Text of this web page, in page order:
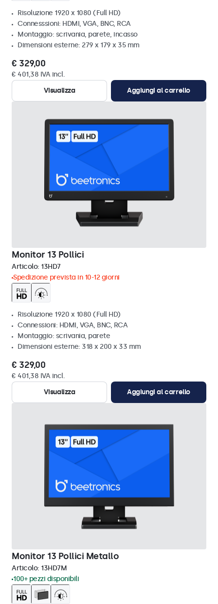
Risoluzione 1920 x 1080 (Full HD)
Connesssioni: HDMI, VGA, BNC, RCA
Montaggio: scrivania, parete, incasso
Dimensioni esterne: 279 x 179 x 35 mm
€ 329,00
€ 401,38 IVA incl.
Visualizza
Aggiungi al carrello
Monitor 13 Pollici
Articolo: 13HD7
Spedizione prevista in 10-12 giorni
Risoluzione 1920 x 1080 (Full HD)
Connessioni: HDMI, VGA, BNC, RCA
Montaggio: scrivania, parete
Dimensioni esterne: 318 x 200 x 33 mm
€ 329,00
€ 401,38 IVA incl.
Visualizza
Aggiungi al carrello
Monitor 13 Pollici Metallo
Articolo: 13HD7M
100+ pezzi disponibili